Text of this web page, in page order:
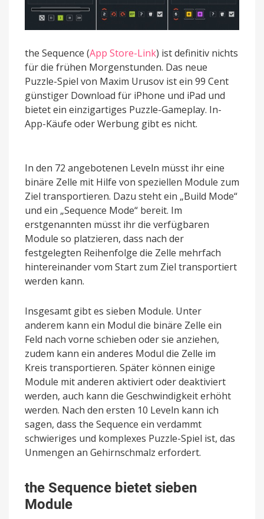
the Sequence (App Store-Link) ist definitiv nichts
für die frühen Morgenstunden. Das neue
Puzzle-Spiel von Maxim Urusov ist ein 99 Cent
günstiger Download für iPhone und iPad und
bietet ein einzigartiges Puzzle-Gameplay. In-
App-Käufe oder Werbung gibt es nicht.
In den 72 angebotenen Leveln müsst ihr eine
binäre Zelle mit Hilfe von speziellen Module zum
Ziel transportieren. Dazu steht ein „Build Mode“
und ein „Sequence Mode“ bereit. Im
erstgenannten müsst ihr die verfügbaren
Module so platzieren, dass nach der
festgelegten Reihenfolge die Zelle mehrfach
hintereinander vom Start zum Ziel transportiert
werden kann.
Insgesamt gibt es sieben Module. Unter
anderem kann ein Modul die binäre Zelle ein
Feld nach vorne schieben oder sie anziehen,
zudem kann ein anderes Modul die Zelle im
Kreis transportieren. Später können einige
Module mit anderen aktiviert oder deaktiviert
werden, auch kann die Geschwindigkeit erhöht
werden. Nach den ersten 10 Leveln kann ich
sagen, dass the Sequence ein verdammt
schwieriges und komplexes Puzzle-Spiel ist, das
Unmengen an Gehirnschmalz erfordert.
the Sequence bietet sieben
Module